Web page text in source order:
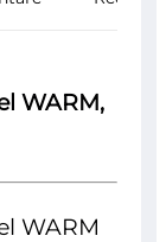
WARM,
WARM